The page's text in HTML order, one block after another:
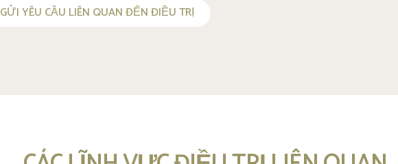
GỬI YÊU CẦU LIÊN QUAN ĐẾN ĐIỀU TRỊ